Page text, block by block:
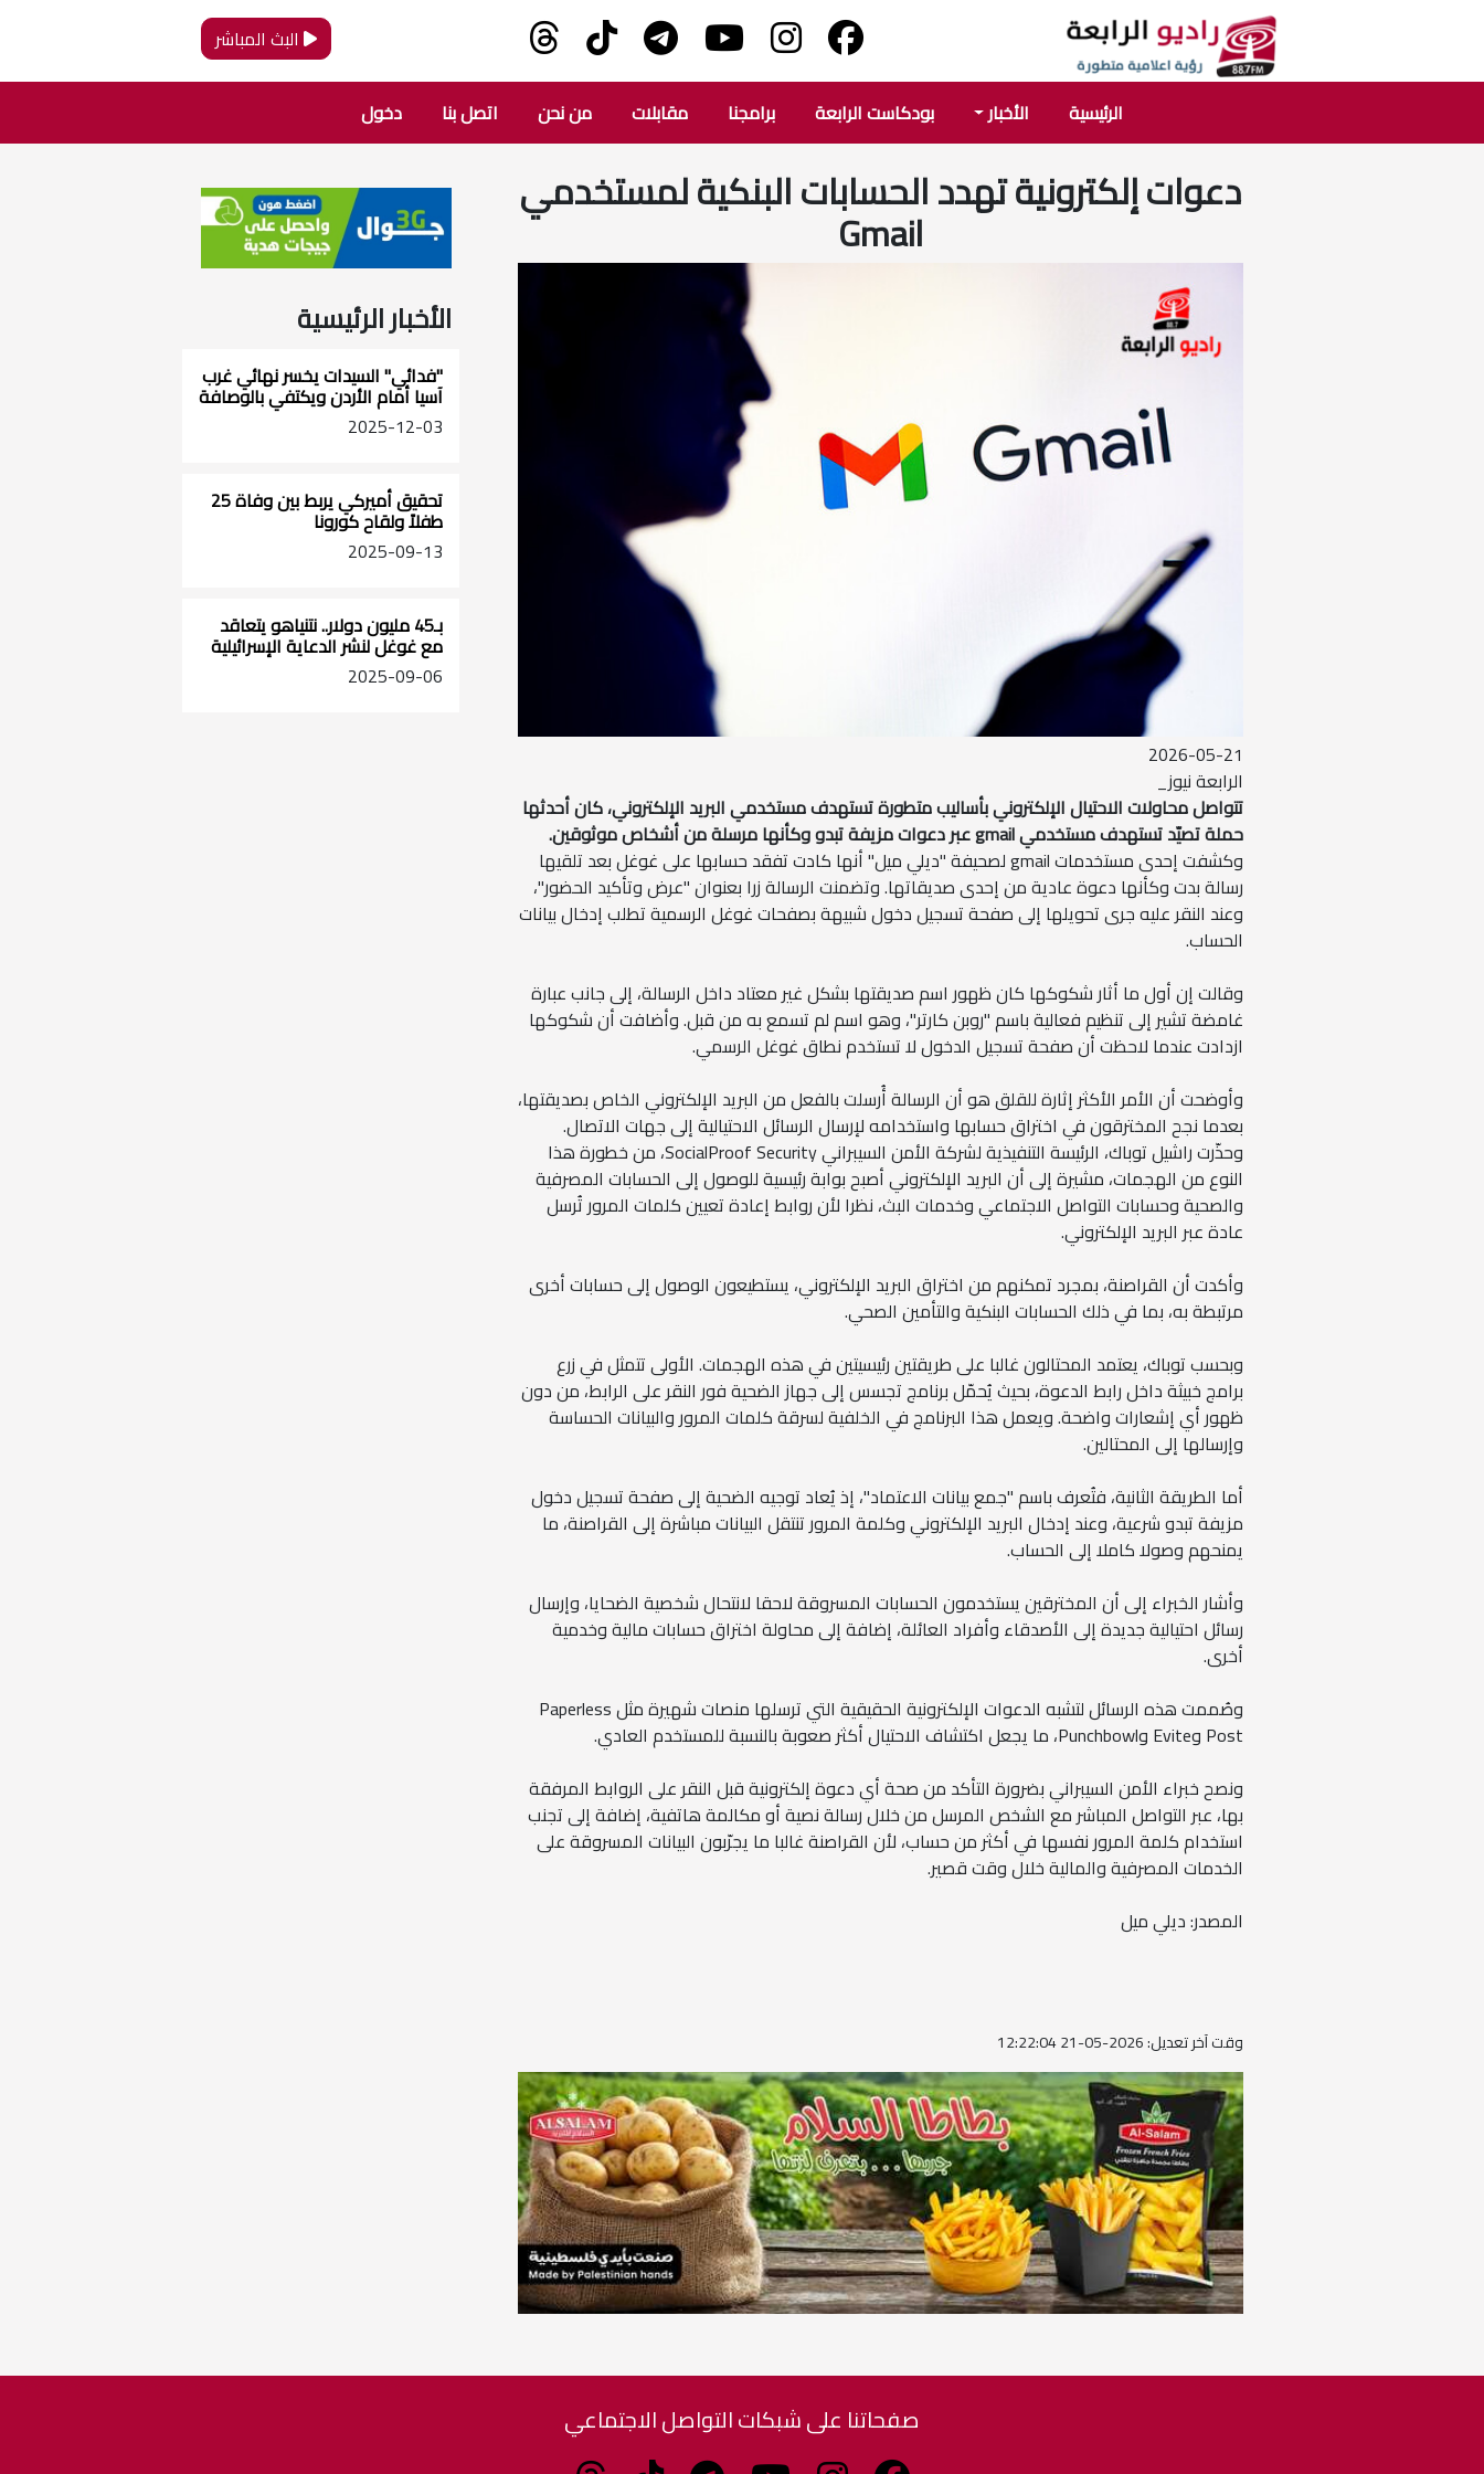
البث المباشر
الرئيسية الأخبار بودكاست الرابعة برامجنا مقابلات من نحن اتصل بنا دخول
دعوات إلكترونية تهدد الحسابات البنكية لمستخدمي
Gmail
2026-05-21
الرابعة نيوز_
تتواصل محاولات الاحتيال الإلكتروني بأساليب متطورة تستهدف مستخدمي البريد الإلكتروني، كان أحدثها
حملة تصيّد تستهدف مستخدمي gmail عبر دعوات مزيفة تبدو وكأنها مرسلة من أشخاص موثوقين.
وكشفت إحدى مستخدمات gmail لصحيفة "ديلي ميل" أنها كادت تفقد حسابها على غوغل بعد تلقيها
رسالة بدت وكأنها دعوة عادية من إحدى صديقاتها. وتضمنت الرسالة زرا بعنوان "عرض وتأكيد الحضور"،
وعند النقر عليه جرى تحويلها إلى صفحة تسجيل دخول شبيهة بصفحات غوغل الرسمية تطلب إدخال بيانات
الحساب.
وقالت إن أول ما أثار شكوكها كان ظهور اسم صديقتها بشكل غير معتاد داخل الرسالة، إلى جانب عبارة
غامضة تشير إلى تنظيم فعالية باسم "روبن كارتر"، وهو اسم لم تسمع به من قبل. وأضافت أن شكوكها
ازدادت عندما لاحظت أن صفحة تسجيل الدخول لا تستخدم نطاق غوغل الرسمي.
وأوضحت أن الأمر الأكثر إثارة للقلق هو أن الرسالة أُرسلت بالفعل من البريد الإلكتروني الخاص بصديقتها،
بعدما نجح المخترقون في اختراق حسابها واستخدامه لإرسال الرسائل الاحتيالية إلى جهات الاتصال.
وحذّرت راشيل توباك، الرئيسة التنفيذية لشركة الأمن السيبراني SocialProof Security، من خطورة هذا
النوع من الهجمات، مشيرة إلى أن البريد الإلكتروني أصبح بوابة رئيسية للوصول إلى الحسابات المصرفية
والصحية وحسابات التواصل الاجتماعي وخدمات البث، نظرا لأن روابط إعادة تعيين كلمات المرور تُرسل
عادة عبر البريد الإلكتروني.
وأكدت أن القراصنة، بمجرد تمكنهم من اختراق البريد الإلكتروني، يستطيعون الوصول إلى حسابات أخرى
مرتبطة به، بما في ذلك الحسابات البنكية والتأمين الصحي.
وبحسب توباك، يعتمد المحتالون غالبا على طريقتين رئيسيتين في هذه الهجمات. الأولى تتمثل في زرع
برامج خبيثة داخل رابط الدعوة، بحيث يُحمّل برنامج تجسس إلى جهاز الضحية فور النقر على الرابط، من دون
ظهور أي إشعارات واضحة. ويعمل هذا البرنامج في الخلفية لسرقة كلمات المرور والبيانات الحساسة
وإرسالها إلى المحتالين.
أما الطريقة الثانية، فتُعرف باسم "جمع بيانات الاعتماد"، إذ يُعاد توجيه الضحية إلى صفحة تسجيل دخول
مزيفة تبدو شرعية، وعند إدخال البريد الإلكتروني وكلمة المرور تنتقل البيانات مباشرة إلى القراصنة، ما
يمنحهم وصولا كاملا إلى الحساب.
وأشار الخبراء إلى أن المخترقين يستخدمون الحسابات المسروقة لاحقا لانتحال شخصية الضحايا، وإرسال
رسائل احتيالية جديدة إلى الأصدقاء وأفراد العائلة، إضافة إلى محاولة اختراق حسابات مالية وخدمية
أخرى.
وصُممت هذه الرسائل لتشبه الدعوات الإلكترونية الحقيقية التي ترسلها منصات شهيرة مثل Paperless
Post وEvite وPunchbowl، ما يجعل اكتشاف الاحتيال أكثر صعوبة بالنسبة للمستخدم العادي.
ونصح خبراء الأمن السيبراني بضرورة التأكد من صحة أي دعوة إلكترونية قبل النقر على الروابط المرفقة
بها، عبر التواصل المباشر مع الشخص المرسل من خلال رسالة نصية أو مكالمة هاتفية، إضافة إلى تجنب
استخدام كلمة المرور نفسها في أكثر من حساب، لأن القراصنة غالبا ما يجرّبون البيانات المسروقة على
الخدمات المصرفية والمالية خلال وقت قصير.
المصدر: ديلي ميل
وقت آخر تعديل: 2026-05-21 12:22:04
الأخبار الرئيسية
"فدائي" السيدات يخسر نهائي غرب
آسيا أمام الأردن ويكتفي بالوصافة
2025-12-03
تحقيق أميركي يربط بين وفاة 25
طفلاً ولقاح كورونا
2025-09-13
بـ45 مليون دولار.. نتنياهو يتعاقد
مع غوغل لنشر الدعاية الإسرائيلية
2025-09-06
صفحاتنا على شبكات التواصل الاجتماعي